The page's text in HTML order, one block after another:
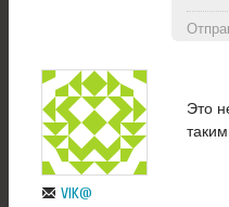
VIK@
Это